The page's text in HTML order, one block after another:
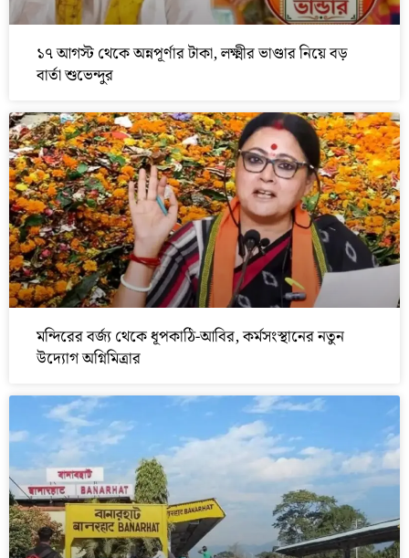
১৭ আগস্ট থেকে অন্নপূর্ণার টাকা, লক্ষ্মীর ভাণ্ডার নিয়ে বড়
বার্তা শুভেন্দুর
মন্দিরের বর্জ্য থেকে ধূপকাঠি-আবির, কর্মসংস্থানের নতুন
উদ্যোগ অগ্নিমিত্রার